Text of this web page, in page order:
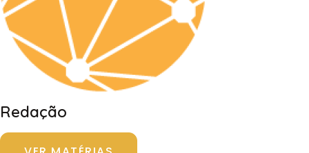
Redação